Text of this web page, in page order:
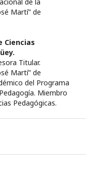
Martí” de
Ciencias
Titular.
Martí” de
del Programa
Miembro
Pedagógicas.